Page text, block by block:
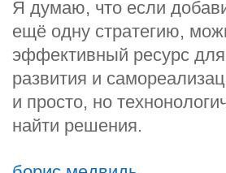
Я думаю, что если
ещё одну стратегию,
эффективный ресурс для
развития и
и просто, но
найти решения.